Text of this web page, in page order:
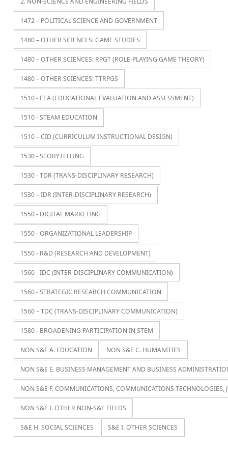
1472 – POLITICAL SCIENCE AND GOVERNMENT
1480 – OTHER SCIENCES: GAME STUDIES
1480 – OTHER SCIENCES: RPGT (ROLE-PLAYING GAME THEORY)
1480 – OTHER SCIENCES: TTRPGS
1510 - EEA (EDUCATIONAL EVALUATION AND ASSESSMENT)
1510 - STEAM EDUCATION
1510 – CID (CURRICULUM INSTRUCTIONAL DESIGN)
1530 - STORYTELLING
1530 - TDR (TRANS-DISCIPLINARY RESEARCH)
1530 – IDR (INTER-DISCIPLINARY RESEARCH)
1550 - DIGITAL MARKETING
1550 - ORGANIZATIONAL LEADERSHIP
1550 - R&D (RESEARCH AND DEVELOPMENT)
1560 - IDC (INTER-DISCIPLINARY COMMUNICATION)
1560 - STRATEGIC RESEARCH COMMUNICATION
1560 – TDC (TRANS-DISCIPLINARY COMMUNICATION)
1580 - BROADENING PARTICIPATION IN STEM
NON S&E A. EDUCATION NON S&E C. HUMANITIES
NON S&E E. BUSINESS MANAGEMENT AND BUSINESS
NON S&E F. COMMUNICATIONS, COMMUNICATIONS TECHNOLOGIES,
NON S&E I. OTHER NON-S&E FIELDS
S&E H. SOCIAL SCIENCES S&E I. OTHER SCIENCES